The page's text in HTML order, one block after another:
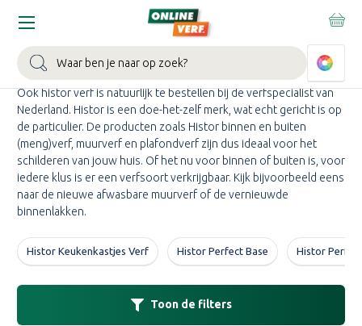
Zoeken
Home Histor
HISTOR KOPEN
Ook histor verf is natuurlijk te bestellen bij de verfspecialist van
Nederland. Histor is een doe-het-zelf merk, wat echt gericht is op
de particulier. De producten zoals Histor binnen en buiten
(meng)verf, muurverf en plafondverf zijn dus ideaal voor het
schilderen van jouw huis. Of het nu voor binnen of buiten is, voor
iedere klus is er een verfsoort verkrijgbaar. Kijk bijvoorbeeld eens
naar de nieuwe afwasbare muurverf of de vernieuwde
binnenlakken.
Histor Keukenkastjes Verf Histor Perfect Base Histor
Toon de filters